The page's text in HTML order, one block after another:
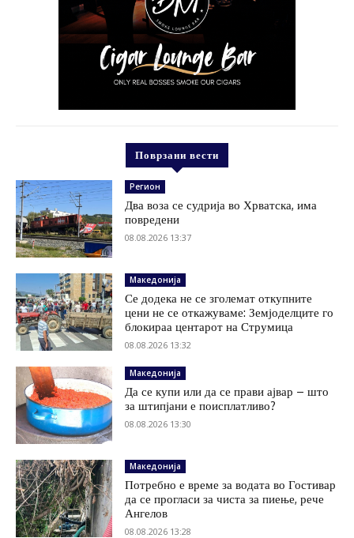
Поврзани вести
Регион
Два воза се судрија во Хрватска, има
повредени
08.08.2026 13:37
Македонија
Се додека не се зголемат откупните
цени не се откажуваме: Земјоделците го
блокираа центарот на Струмица
08.08.2026 13:32
Македонија
Да се купи или да се прави ајвар – што
за штипјани е поисплатливо?
08.08.2026 13:30
Македонија
Потребно е време за водата во Гостивар
да се прогласи за чиста за пиење, рече
Ангелов
08.08.2026 13:28